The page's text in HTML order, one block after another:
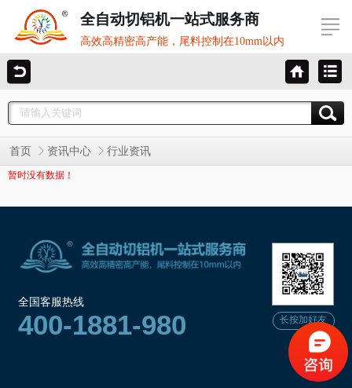
全自动切铝机一站式服务商
高效高精密高产能，尾料控制在10mm以内
首页 资讯中心 行业资讯
暂时没有数据！
全国客服热线
400-1881-980 长按加好友